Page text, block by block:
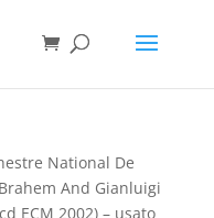
National De
And Gianluigi
ECM 2002) – usato